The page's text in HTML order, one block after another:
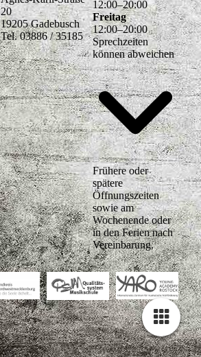
20
19205 Gadebusch
Tel. 03886 / 35185
12:00–20:00
Freitag
12:00–20:00
Sprechzeiten
können abweichen
Frühere oder
spätere
Öffnungszeiten
sowie am
Wochenende oder
in den Ferien nach
Vereinbarung.